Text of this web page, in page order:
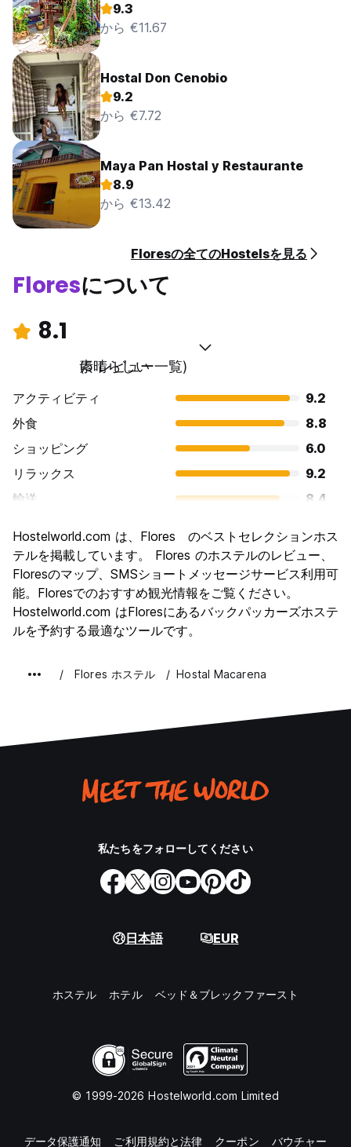
9.3
から €11.67
Hostal Don Cenobio
9.2
から €7.72
Maya Pan Hostal y Restaurante
8.9
から €13.42
Floresの全てのHostelsを見る
Floresについて
8.1
素晴らしい
(5 レビュー一覧)
アクティビティ
9.2
外食
8.8
ショッピング
6.0
リラックス
9.2
輸送
8.4
文化
ナイトライフ
5.6
コストパフォーマンス
Hostelworld.com は、Flores のベストセレクションホス
テルを掲載しています。 Flores のホステルのレビュー、
Floresのマップ、SMSショートメッセージサービス利用可
能。Floresでのおすすめ観光情報をご覧ください。
Hostelworld.com はFloresにあるバックパッカーズホステ
ルを予約する最適なツールです。
Flores ホステル Hostal Macarena
私たちをフォローしてください
日本語 EUR
ホステル ホテル ベッド＆ブレックファースト
© 1999-2026 Hostelworld.com Limited
データ保護通知 ご利用規約と法律 クーポン バウチャー